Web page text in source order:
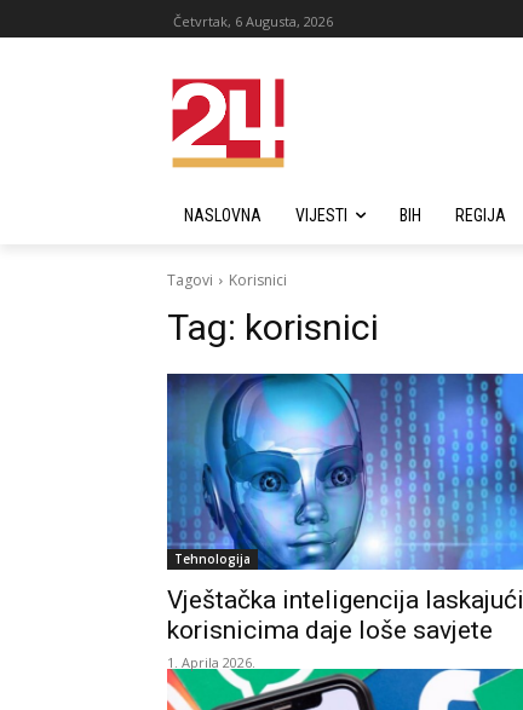
Četvrtak, 6 Augusta, 2026
NASLOVNA VIJESTI BIH REGIJA
Tagovi Korisnici
Tag: korisnici
Tehnologija
Vještačka inteligencija laskajući
korisnicima daje loše savjete
1. Aprila 2026.